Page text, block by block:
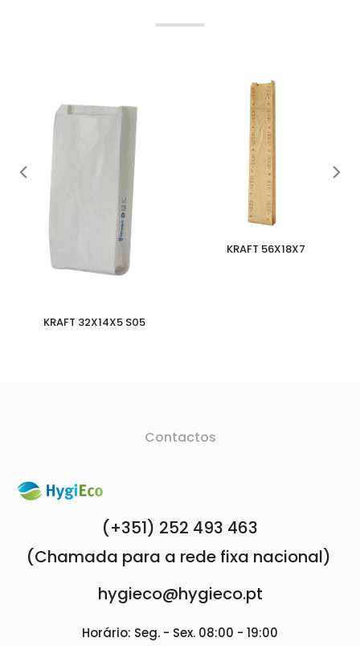
KRAFT 32X14X5 S05
KRAFT 56X18X7
Contactos
(+351) 252 493 463
(Chamada para a rede fixa nacional)
hygieco@hygieco.pt
Horário: Seg. - Sex. 08:00 - 19:00